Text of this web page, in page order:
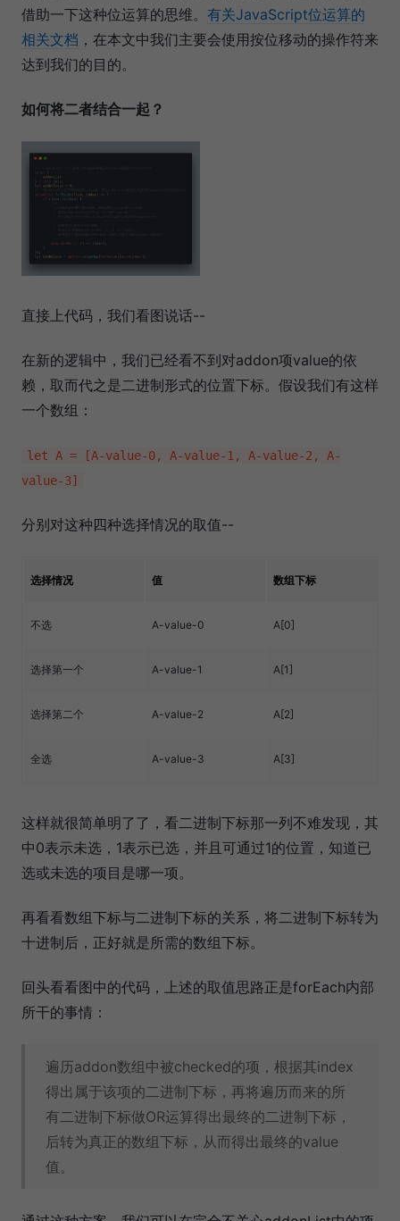
借助一下这种位运算的思维。 有关JavaScript位运算的
相关文档 ，在本文中我们主要会使用按位移动的操作符来
达到我们的目的。
如何将二者结合一起？
直接上代码，我们看图说话--
在新的逻辑中，我们已经看不到对addon项value的依
赖，取而代之是二进制形式的位置下标。假设我们有这样
一个数组：
let A = [A-value-0, A-value-1, A-value-2, A-
value-3]
分别对这种四种选择情况的取值--
选择情况 值 数组下标
不选 A-value-0 A[0]
选择第一个 A-value-1 A[1]
选择第二个 A-value-2 A[2]
全选 A-value-3 A[3]
这样就很简单明了了，看二进制下标那一列不难发现，其
中0表示未选，1表示已选，并且可通过1的位置，知道已
选或未选的项目是哪一项。
再看看数组下标与二进制下标的关系，将二进制下标转为
十进制后，正好就是所需的数组下标。
回头看看图中的代码，上述的取值思路正是forEach内部
所干的事情：
遍历addon数组中被checked的项，根据其index
得出属于该项的二进制下标，再将遍历而来的所
有二进制下标做OR运算得出最终的二进制下标，
后转为真正的数组下标，从而得出最终的value
值。